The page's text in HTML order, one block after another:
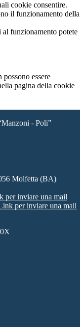
cookie consentire.
il funzionamento della
al funzionamento potete
essere
pagina della cookie
- Poli”
Molfetta (BA)
per inviare una mail
per inviare una mail